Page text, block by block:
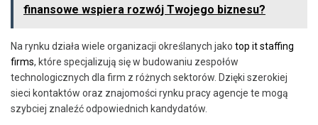
finansowe wspiera rozwój Twojego biznesu?
Na rynku działa wiele organizacji określanych jako top it staffing
firms, które specjalizują się w budowaniu zespołów
technologicznych dla firm z różnych sektorów. Dzięki szerokiej
sieci kontaktów oraz znajomości rynku pracy agencje te mogą
szybciej znaleźć odpowiednich kandydatów.